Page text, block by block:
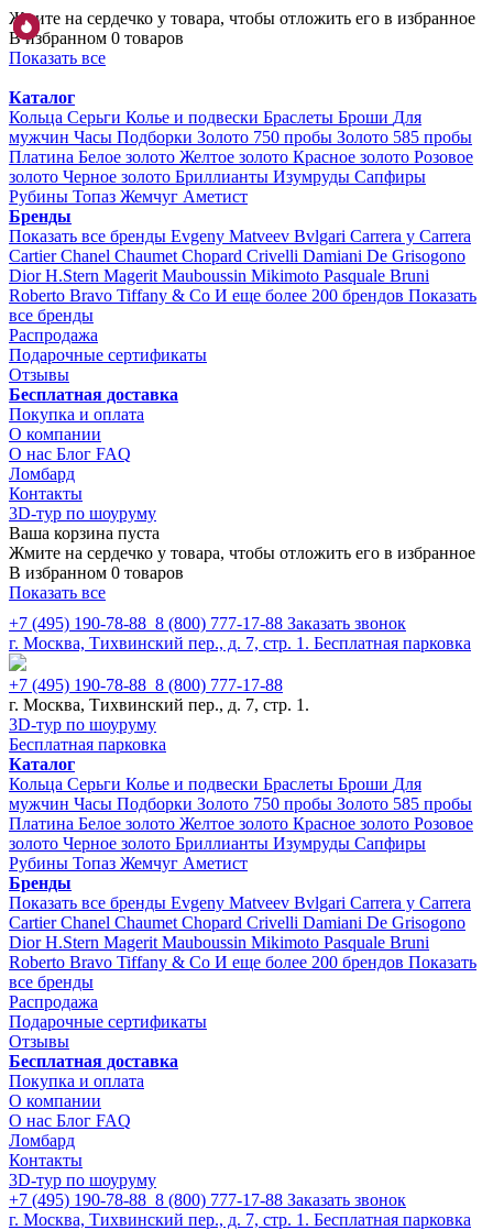
Жмите на сердечко у товара, чтобы отложить его в избранное
В избранном 0 товаров
Показать все
Каталог
Кольца Серьги Колье и подвески Браслеты Броши Для
мужчин Часы Подборки Золото 750 пробы Золото 585 пробы
Платина Белое золото Желтое золото Красное золото Розовое
золото Черное золото Бриллианты Изумруды Сапфиры
Рубины Топаз Жемчуг Аметист
Бренды
Показать все бренды Evgeny Matveev Bvlgari Carrera y Carrera
CartierChanel Chaumet Chopard Crivelli Damiani De Grisogono
DiorH.Stern Magerit Mauboussin Mikimoto Pasquale Bruni
Roberto Bravo Tiffany & Co И еще более 200 брендов Показать
все бренды
Распродажа
Подарочные сертификаты
Отзывы
Бесплатная доставка
Покупка и оплата
О компании
О нас Блог FAQ
Ломбард
Контакты
3D-тур по шоуруму
Ваша корзина пуста
Жмите на сердечко у товара, чтобы отложить его в избранное
В избранном 0 товаров
Показать все
+7 (495) 190-78-88 8 (800) 777-17-88 Заказать звонок
г. Москва, Тихвинский пер., д. 7, стр. 1. Бесплатная парковка
+7 (495) 190-78-88 8 (800) 777-17-88
г. Москва, Тихвинский пер., д. 7, стр. 1.
3D-тур по шоуруму
Бесплатная парковка
Каталог
Кольца Серьги Колье и подвески Браслеты Броши Для
мужчин Часы Подборки Золото 750 пробы Золото 585 пробы
Платина Белое золото Желтое золото Красное золото Розовое
золото Черное золото Бриллианты Изумруды Сапфиры
Рубины Топаз Жемчуг Аметист
Бренды
Показать все бренды Evgeny Matveev Bvlgari Carrera y Carrera
CartierChanel Chaumet Chopard Crivelli Damiani De Grisogono
DiorH.Stern Magerit Mauboussin Mikimoto Pasquale Bruni
Roberto Bravo Tiffany & Co И еще более 200 брендов Показать
все бренды
Распродажа
Подарочные сертификаты
Отзывы
Бесплатная доставка
Покупка и оплата
О компании
О нас Блог FAQ
Ломбард
Контакты
3D-тур по шоуруму
+7 (495) 190-78-88 8 (800) 777-17-88 Заказать звонок
г. Москва, Тихвинский пер., д. 7, стр. 1. Бесплатная парковка